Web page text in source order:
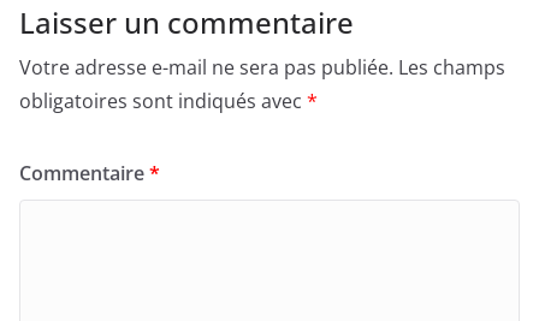
Laisser un commentaire
Votre adresse e-mail ne sera pas publiée. Les champs
obligatoires sont indiqués avec *
Commentaire*